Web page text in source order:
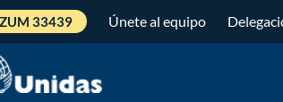
33439 Únete al equipo